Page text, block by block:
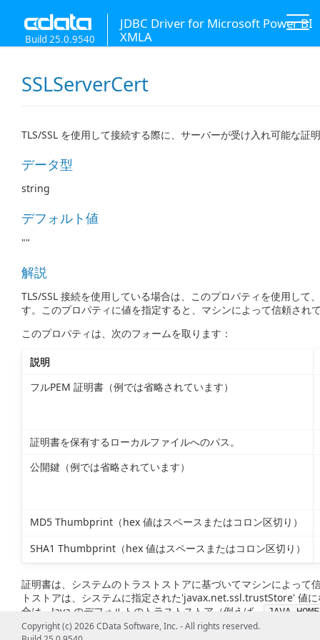
JDBC Driver for Microsoft Power BI
XMLA
Build 25.0.9540
SSLServerCert
TLS/SSL を使用して接続する際に、サーバーが受け入れ可能な証
データ型
string
デフォルト値
""
解説
TLS/SSL 接続を使用している場合は、このプロパティを使用して
す。このプロパティに値を指定すると、マシンによって信頼され
このプロパティは、次のフォームを取ります：
説明
フルPEM 証明書（例では省略されています）
証明書を保有するローカルファイルへのパス。
公開鍵（例では省略されています）
MD5 Thumbprint（hex 値はスペースまたはコロン区切り）
SHA1 Thumbprint（hex 値はスペースまたはコロン区切り）
証明書は、システムのトラストストアに基づいてマシンによって
トストアは、システムに指定された'javax.net.ssl.trustStore' 値
合は、Java のデフォルトのトラストストア（例えば、
Note： '*' を使用してすべての証明書を受け入れるように指定す
Copyright (c) 2026 CData Software, Inc. - All rights reserved.